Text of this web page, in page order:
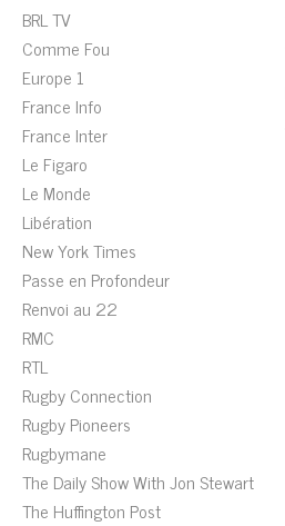
BRL TV
Comme Fou
Europe 1
France Info
France Inter
Le Figaro
Le Monde
Libération
New York Times
Passe en Profondeur
Renvoi au 22
RMC
RTL
Rugby Connection
Rugby Pioneers
Rugbymane
The Daily Show With Jon Stewart
The Huffington Post